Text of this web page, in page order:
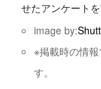
せたアンケート
image by:
※掲載時の情
す。